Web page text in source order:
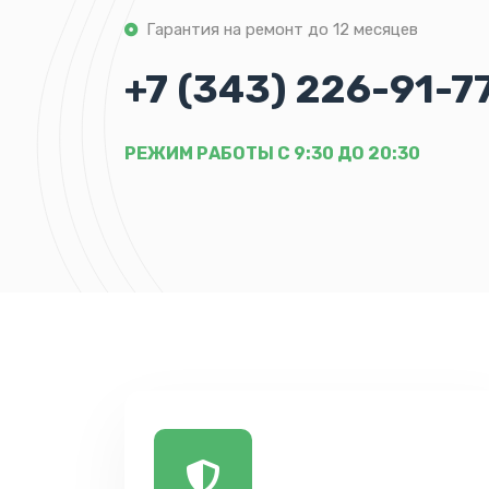
Гарантия на ремонт до 12 месяцев
+7 (343) 226-91-
РЕЖИМ РАБОТЫ С 9:30 ДО 20:30